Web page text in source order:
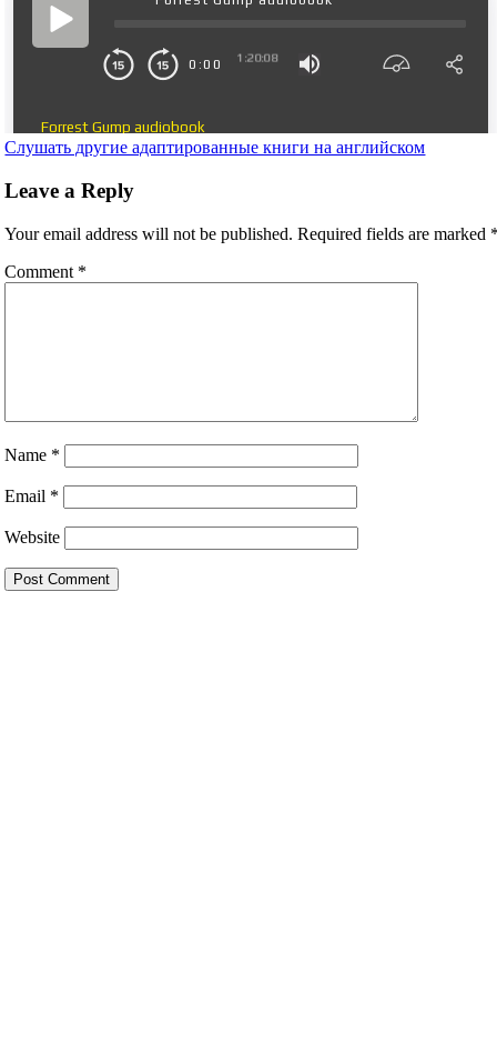
Слушать другие адаптированные книги на английском
Leave a Reply
Your email address will not be published. Required fields are marked
Comment *
Name *
Email *
Website